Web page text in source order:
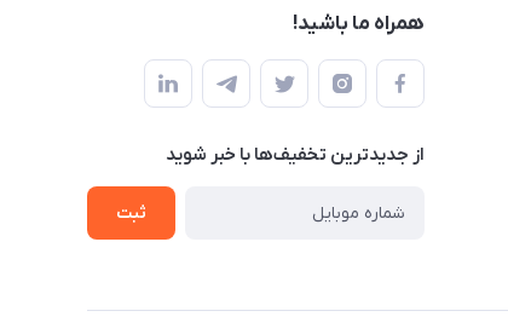
همراه ما باشید!
از جدید‌ترین تخفیف‌ها با‌ خبر شوید
ثبت